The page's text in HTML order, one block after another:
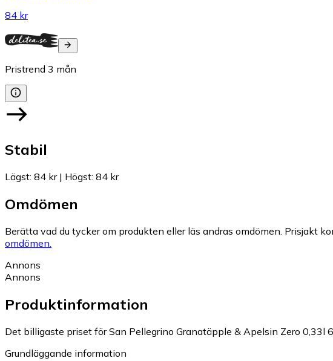
84 kr
Pristrend 3 mån
Stabil
Lägst: 84 kr| Högst: 84 kr
Omdömen
Berätta vad du tycker om produkten eller läs andras omdömen. Prisjakt
omdömen.
Annons
Annons
Produktinformation
Det billigaste priset för San Pellegrino Granatäpple & Apelsin Zero 0,33l
Grundläggande information